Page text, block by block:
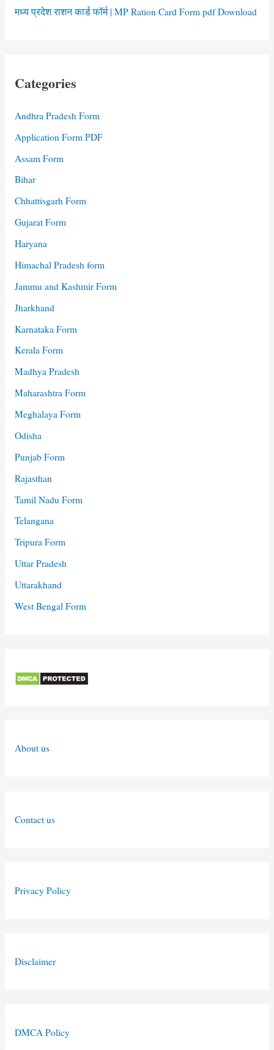
मध्य प्रदेश राशन कार्ड फॉर्म | MP Ration Card Form pdf Download
Categories
Andhra Pradesh Form
Application Form PDF
Assam Form
Bihar
Chhattisgarh Form
Gujarat Form
Haryana
Himachal Pradesh form
Jammu and Kashmir Form
Jharkhand
Karnataka Form
Kerala Form
Madhya Pradesh
Maharashtra Form
Meghalaya Form
Odisha
Punjab Form
Rajasthan
Tamil Nadu Form
Telangana
Tripura Form
Uttar Pradesh
Uttarakhand
West Bengal Form
About us
Contact us
Privacy Policy
Disclaimer
DMCA Policy